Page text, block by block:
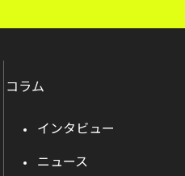
コラム
インタビュー
ニュース